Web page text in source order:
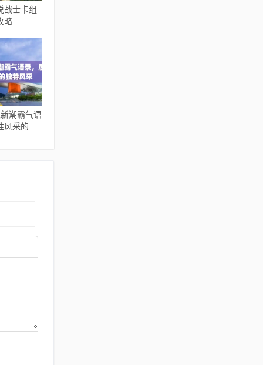
战士卡组
略
潮霸气语
采的独